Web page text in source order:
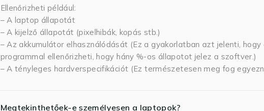
Ellenőrizheti például:
– A laptop állapotát
– A kijelző állapotát (pixelhibák, kopás stb.)
– Az akkumulátor elhasználódását (Ez a gyakorlatban azt jelenti,
programmal ellenőrizheti, hogy hány %-os állapotot jelez a szoftver.)
– A tényleges hardverspecifikációt (Ez természetesen meg fog
Megtekinthetőek-e személyesen a laptopok?